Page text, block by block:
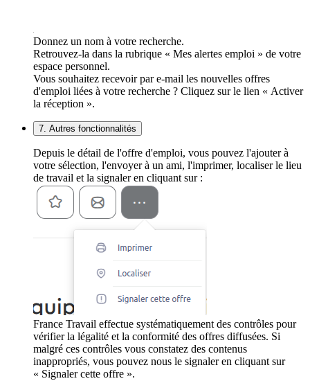
Donnez un nom à votre recherche.
Retrouvez-la dans la rubrique « Mes alertes emploi » de votre
espace personnel.
Vous souhaitez recevoir par e-mail les nouvelles offres
d'emploi liées à votre recherche ? Cliquez sur le lien « Activer
la réception ».
7. Autres fonctionnalités
Depuis le détail de l'offre d'emploi, vous pouvez l'ajouter à
votre sélection, l'envoyer à un ami, l'imprimer, localiser le lieu
de travail et la signaler en cliquant sur :
France Travail effectue systématiquement des contrôles pour
vérifier la légalité et la conformité des offres diffusées. Si
malgré ces contrôles vous constatez des contenus
inappropriés, vous pouvez nous le signaler en cliquant sur
« Signaler cette offre ».